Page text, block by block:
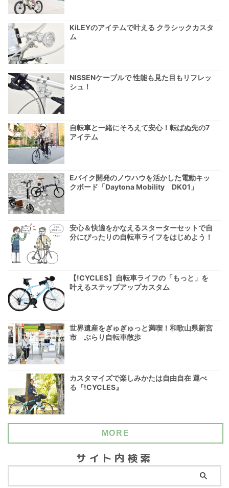
KiLEYのアイテムで叶える クラシックカスタ
ム
NISSENケーブルで 性能も見た目もリフレッ
シュ！
自転車と一緒にそろえて安心！転ばぬ先の7
アイテム
Eバイク開発のノウハウを活かした電動キッ
クボード「Daytona Mobility DK01」
安心＆快適をかなえるスターターセットで自
分にぴったりの自転車ライフをはじめよう！
【!CYCLES】自転車ライフの「もっと」を
叶えるステップアップカスタム
世界遺産をぎゅぎゅっと満喫！和歌山県新宮
市 ぶらり自転車散歩
カスタマイズで楽しみかたは自由自在 運べ
る『!CYCLES』
MORE
サイト内検索